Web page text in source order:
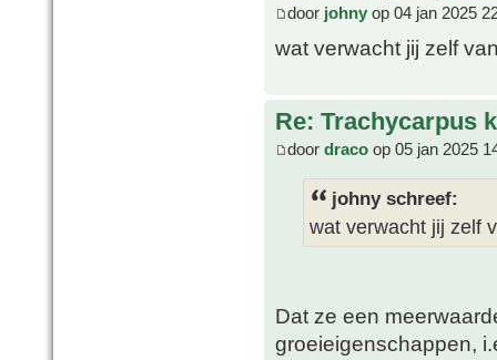
door johny op 04 jan 2025
wat verwacht jij zelf
Re: Trachycarpus
door draco op 05 jan 2025
johny schreef:
wat verwacht jij zelf
Dat ze een
groeieigenschappen,